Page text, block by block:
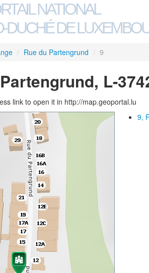
NATIONAL
DUCHÉ DE
/ Rue du Partengrund / 9
L-
link to open it in http://map.geoportal.lu
9,